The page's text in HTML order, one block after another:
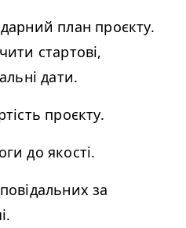
план проєкту.
стартові,
дати.
проєкту.
до якості.
за